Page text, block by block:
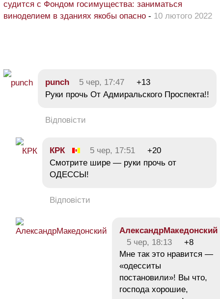
судится с Фондом госимущества: заниматься
виноделием в зданиях якобы опасно - 10 лютого 2022
punch 5 чер, 17:47
+13
Руки прочь От Адмиральского Проспекта!!
Відповісти
КРК 5 чер, 17:51
+20
Смотрите шире — руки прочь от
ОДЕССЫ!
Відповісти
АлександрМакедонский
5 чер, 18:13
+8
Мне так это нравится —
«одесситы
постановили»! Вы что,
господа хорошие,